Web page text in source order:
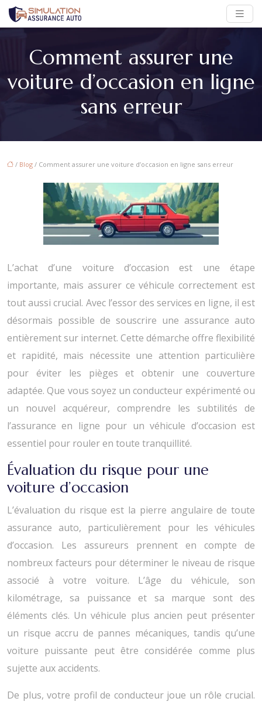
Comment assurer une
voiture d’occasion en ligne
sans erreur
/ Blog / Comment assurer une voiture d’occasion en ligne sans erreur
L’achat d’une voiture d’occasion est une étape
importante, mais assurer ce véhicule correctement est
tout aussi crucial. Avec l’essor des services en ligne, il est
désormais possible de souscrire une assurance auto
entièrement sur internet. Cette démarche offre flexibilité
et rapidité, mais nécessite une attention particulière
pour éviter les pièges et obtenir une couverture
adaptée. Que vous soyez un conducteur expérimenté ou
un nouvel acquéreur, comprendre les subtilités de
l’assurance en ligne pour un véhicule d’occasion est
essentiel pour rouler en toute tranquillité.
Évaluation du risque pour une
voiture d’occasion
L’évaluation du risque est la pierre angulaire de toute
assurance auto, particulièrement pour les véhicules
d’occasion. Les assureurs prennent en compte de
nombreux facteurs pour déterminer le niveau de risque
associé à votre voiture. L’âge du véhicule, son
kilométrage, sa puissance et sa marque sont des
éléments clés. Un véhicule plus ancien peut présenter
un risque accru de pannes mécaniques, tandis qu’une
voiture puissante peut être considérée comme plus
sujette aux accidents.
De plus, votre profil de conducteur joue un rôle crucial.